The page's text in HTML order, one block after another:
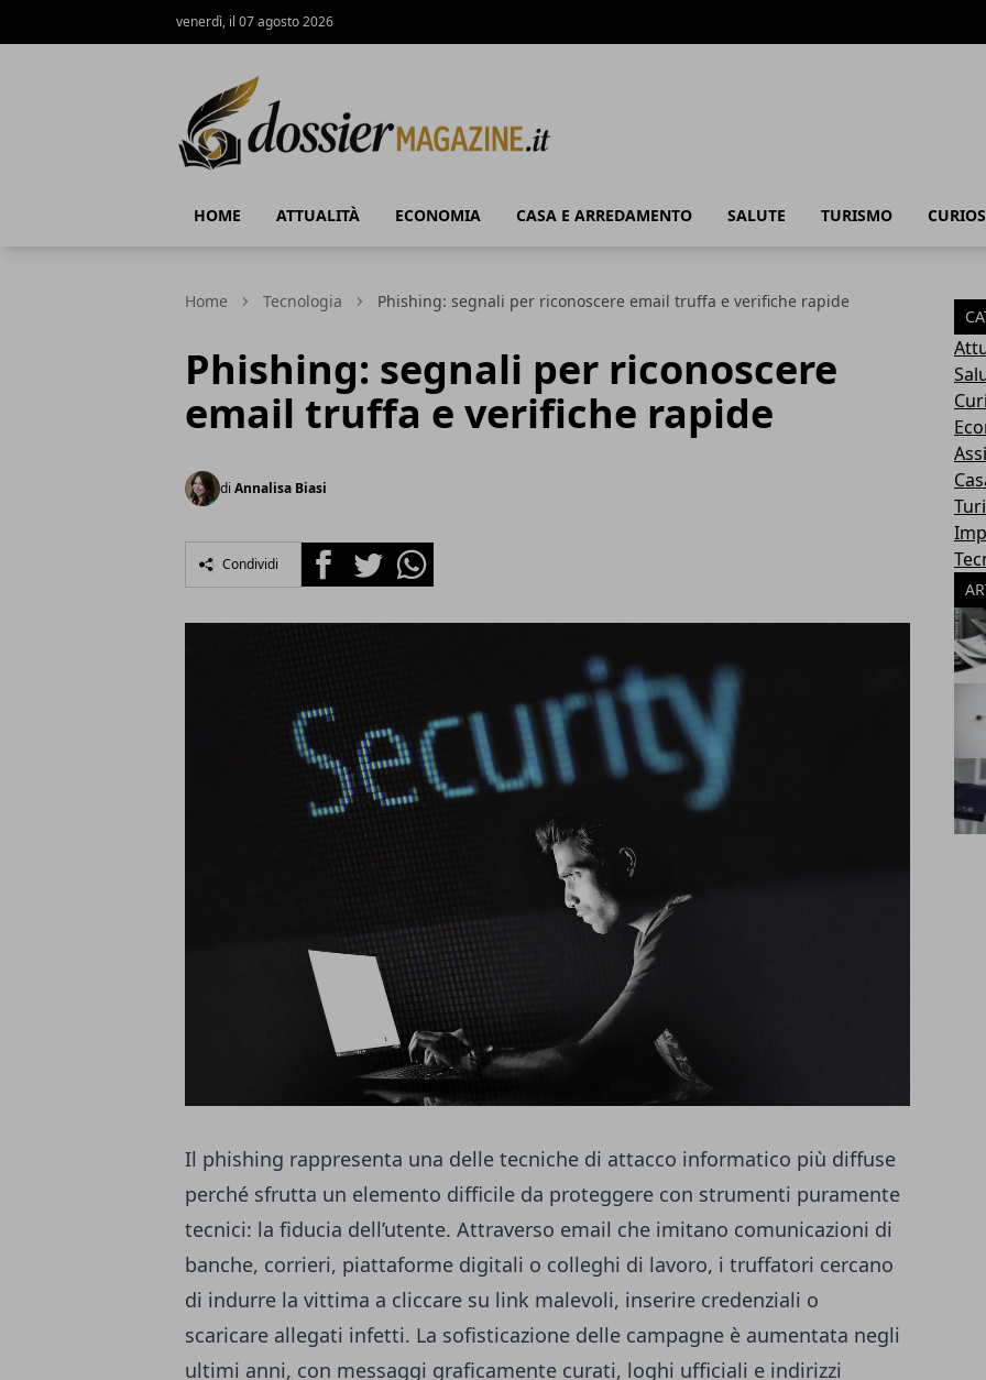
venerdì, il 07 agosto 2026
HOME ATTUALITÀ ECONOMIA CASA E ARREDAMENTO SALUTE TURISMO
Home Tecnologia Phishing: segnali per riconoscere email truffa e verifiche rapide
Phishing: segnali per riconoscere
email truffa e verifiche rapide
di Annalisa Biasi
Condividi FacebookTwitterWhatsapp
Il phishing rappresenta una delle tecniche di attacco informatico più diffuse
perché sfrutta un elemento difficile da proteggere con strumenti puramente
tecnici: la fiducia dell’utente. Attraverso email che imitano comunicazioni di
banche, corrieri, piattaforme digitali o colleghi di lavoro, i truffatori cercano
di indurre la vittima a cliccare su link malevoli, inserire credenziali o
scaricare allegati infetti. La sofisticazione delle campagne è aumentata negli
ultimi anni, con messaggi graficamente curati, loghi ufficiali e indirizzi